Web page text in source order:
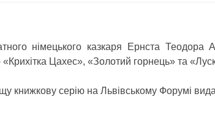
німецького казкаря Ернста
«Крихітка Цахес», «Золотий горнець» та
книжкову серію на Львівському Форумі